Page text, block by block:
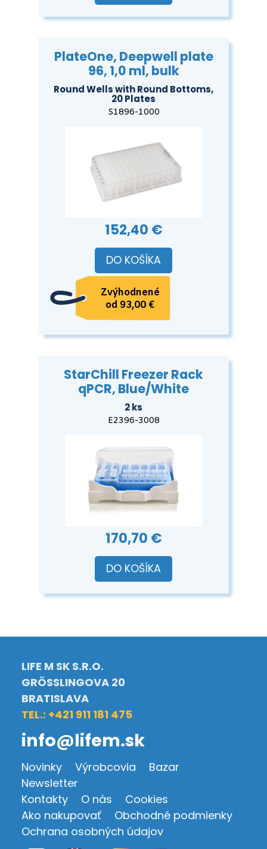
PlateOne, Deepwell plate
96, 1,0 ml, bulk
Round Wells with Round Bottoms,
20 Plates
S1896-1000
152,40 €
DO KOŠÍKA
Zvýhodnené
od 93,00 €
StarChill Freezer Rack
qPCR, Blue/White
2 ks
E2396-3008
170,70 €
DO KOŠÍKA
LIFE M SK S.R.O.
GRÖSSLINGOVA 20
BRATISLAVA
TEL.: +421 911 181 475
info@lifem.sk
Novinky Výrobcovia
Bazar
Newsletter
Kontakty
O nás
Cookies
Ako nakupovať
Obchodné podmienky
Ochrana osobných údajov